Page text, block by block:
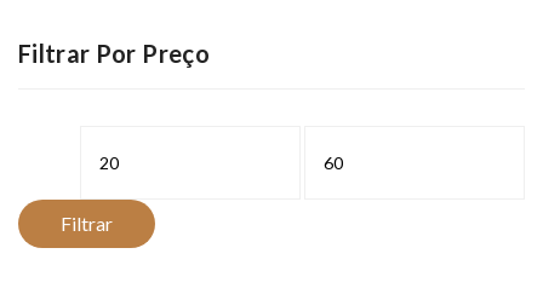
Filtrar Por Preço
Filtrar